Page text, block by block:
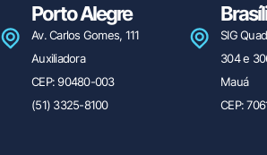
Porto Alegre
Av. Carlos Gomes, 111
Auxiliadora
CEP: 90480-003
(51) 3325-8100
SIG
304 e
Mauá
CEP: